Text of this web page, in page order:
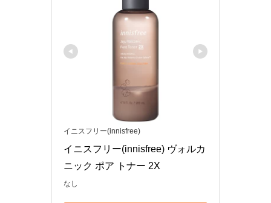
イニスフリー(innisfree)
イニスフリー(innisfree) ヴォルカ
ニック ポア トナー 2X
なし